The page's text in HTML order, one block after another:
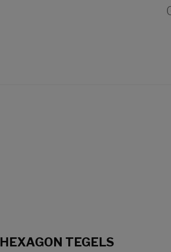
HEXAGON TEGELS